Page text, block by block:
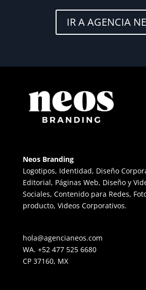
IR A AGENCIA
Neos Branding
Logotipos, Identidad, Diseño
Editorial, Páginas Web, Diseño y
Sociales, Contenido para Redes,
producto, Videos Corporativos.
hola@agencianeos.com
WA. +52 477 525 6680
CP 37160, MX